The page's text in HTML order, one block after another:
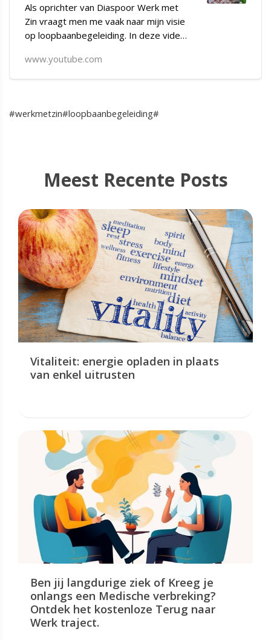
Als oprichter van Diaspoor Werk met
Zin vraagt men me vaak naar mijn visie
op loopbaanbegeleiding. In deze video
hierove...
www.youtube.com
#werkmetzin#loopbaanbegeleiding#
Meest Recente Posts
Vitaliteit: energie opladen in plaats
van enkel uitrusten
Ben jij langdurige ziek of Kreeg je
onlangs een Medische verbreking?
Ontdek het kostenloze Terug naar
Werk traject.